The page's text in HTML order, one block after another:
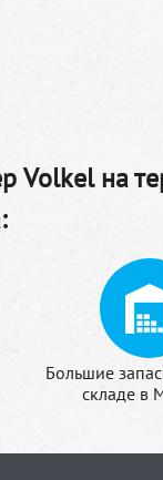
Volkel на
Большие
складе в